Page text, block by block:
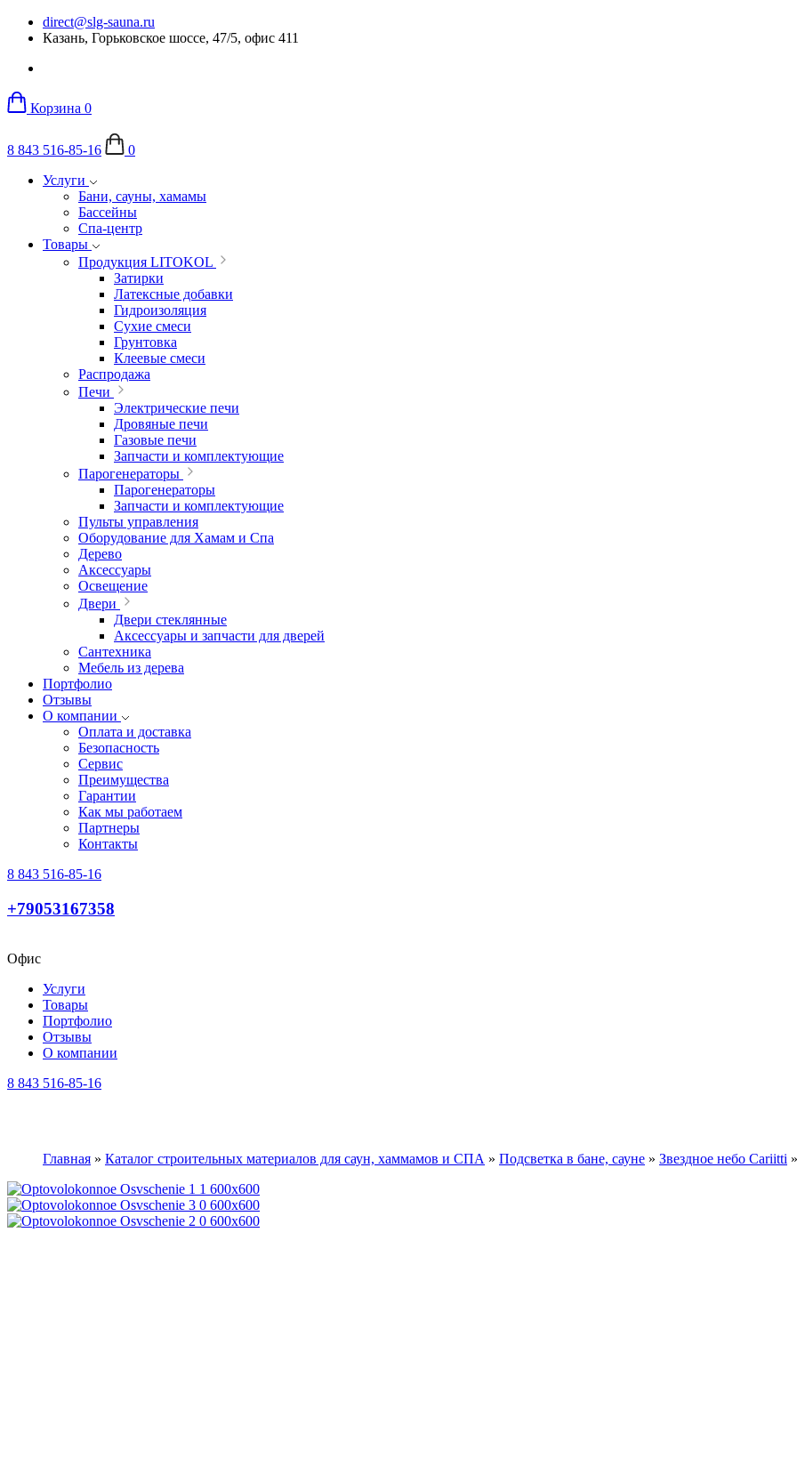
direct@slg-sauna.ru
Казань, Горьковское шоссе, 47/5, офис 411
Корзина 0
8 843 516-85-16
0
Услуги
Бани, сауны, хамамы
Бассейны
Спа-центр
Товары
Продукция LITOKOL
Затирки
Латексные добавки
Гидроизоляция
Сухие смеси
Грунтовка
Клеевые смеси
Распродажа
Печи
Электрические печи
Дровяные печи
Газовые печи
Запчасти и комплектующие
Парогенераторы
Парогенераторы
Запчасти и комплектующие
Пульты управления
Оборудование для Хамам и Спа
Дерево
Аксессуары
Освещение
Двери
Двери стеклянные
Аксессуары и запчасти для дверей
Сантехника
Мебель из дерева
Портфолио
Отзывы
О компании
Оплата и доставка
Безопасность
Сервис
Преимущества
Гарантии
Как мы работаем
Партнеры
Контакты
8 843 516-85-16
+79053167358
Офис
Услуги
Товары
Портфолио
Отзывы
О компании
8 843 516-85-16
Главная » Каталог строительных материалов для саун, хаммамов и СПА » Подсветка в бане, сауне » Звездное небо Cariitti »